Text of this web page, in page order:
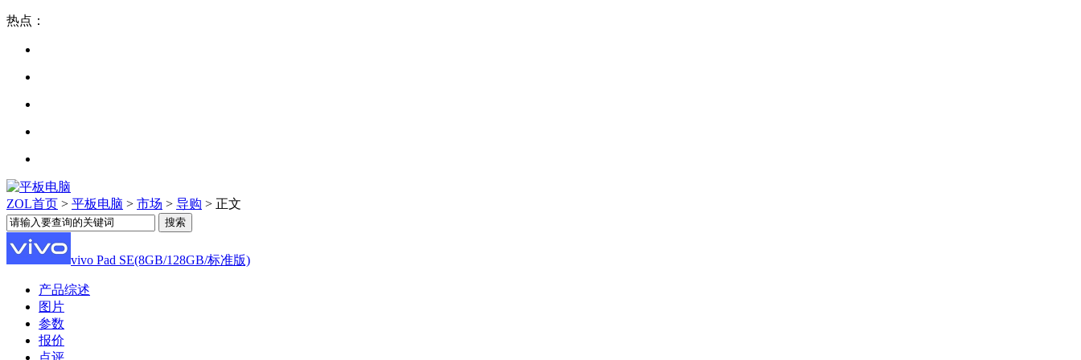
热点：
ZOL首页 > 平板电脑 > 市场 > 导购 > 正文
vivo Pad SE(8GB/128GB/标准版)
产品综述
图片
参数
报价
点评